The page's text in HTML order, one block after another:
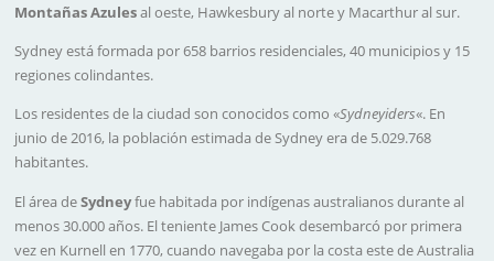
Montañas Azulesal oeste, Hawkesbury al norte y Macarthur al sur.
Sydney está formada por 658 barrios residenciales, 40 municipios y 15
regiones colindantes.
Los residentes de la ciudad son conocidos como «Sydneyiders«. En
junio de 2016, la población estimada de Sydney era de 5.029.768
habitantes.
El área deSydneyfue habitada por indígenas australianos durante al
menos 30.000 años. El teniente James Cook desembarcó por primera
vez en Kurnell en 1770, cuando navegaba por la costa este de Australia